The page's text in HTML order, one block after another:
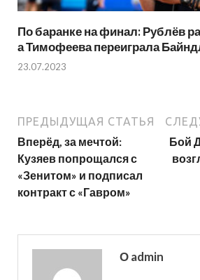
По баранке на финал: Рублёв
а Тимофеева переиграла
23.07.2023
ПРЕДЫДУЩАЯ СТАТЬЯ
Вперёд, за мечтой:
Кузяев попрощался с
«Зенитом» и подписал
контракт с «Гавром»
Бой
О admin